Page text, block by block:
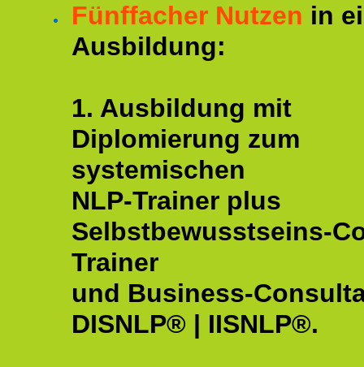
Fünffacher Nutzen in
Ausbildung:
1. Ausbildung mit
Diplomierung zum
systemischen
NLP-Trainer plus
Selbstbewusstseins-
Trainer
und Business-
DISNLP® | IISNLP®.